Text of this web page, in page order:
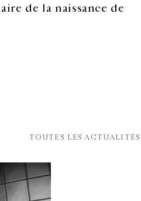
de la naissance de
TOUTES LES ACTUALITÉS